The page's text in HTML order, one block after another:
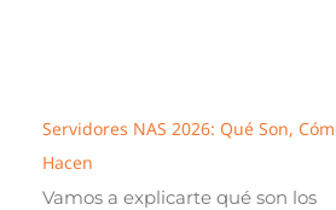
Servidores NAS 2026: Qué Son,
Hacen
Vamos a explicarte qué son los